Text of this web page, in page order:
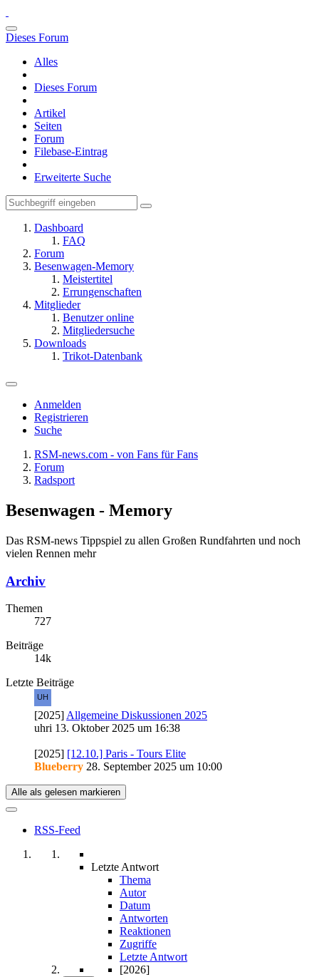
Dieses Forum
Alles
Dieses Forum
Artikel
Seiten
Forum
Filebase-Eintrag
Erweiterte Suche
Dashboard
FAQ
Forum
Besenwagen-Memory
Meistertitel
Errungenschaften
Mitglieder
Benutzer online
Mitgliedersuche
Downloads
Trikot-Datenbank
Anmelden
Registrieren
Suche
RSM-news.com - von Fans für Fans
Forum
Radsport
Besenwagen - Memory
Das RSM-news Tippspiel zu allen Großen Rundfahrten und noch
vielen Rennen mehr
Archiv
Themen
727
Beiträge
14k
Letzte Beiträge
[2025] Allgemeine Diskussionen 2025
uhri 13. Oktober 2025 um 16:38
[2025] [12.10.] Paris - Tours Elite
Blueberry 28. September 2025 um 10:00
Alle als gelesen markieren
RSS-Feed
Letzte Antwort
Thema
Autor
Datum
Antworten
Reaktionen
Zugriffe
Letzte Antwort
[2026]